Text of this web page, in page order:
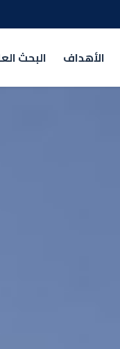
الأهداف البحث